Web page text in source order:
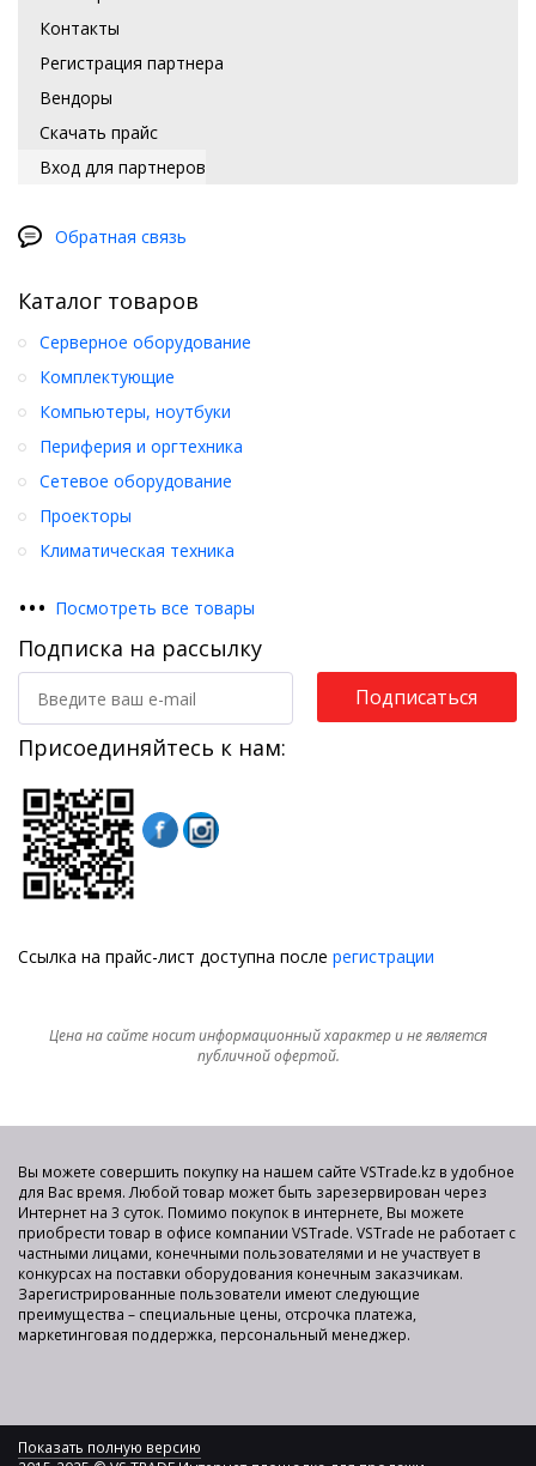
Контакты
Регистрация партнера
Вендоры
Скачать прайс
Вход для партнеров
Обратная связь
Каталог товаров
Серверное оборудование
Комплектующие
Компьютеры, ноутбуки
Периферия и оргтехника
Сетевое оборудование
Проекторы
Климатическая техника
••• Посмотреть все товары
Подписка на рассылку
Подписаться
Присоединяйтесь к нам:
Ссылка на прайс-лист доступна после регистрации
Цена на сайте носит информационный характер и не является
публичной офертой.
Вы можете совершить покупку на нашем сайте VSTrade.kz в удобное
для Вас время. Любой товар может быть зарезервирован через
Интернет на 3 суток. Помимо покупок в интернете, Вы можете
приобрести товар в офисе компании VSTrade. VSTrade не работает с
частными лицами, конечными пользователями и не участвует в
конкурсах на поставки оборудования конечным заказчикам.
Зарегистрированные пользователи имеют следующие
преимущества – специальные цены, отсрочка платежа,
маркетинговая поддержка, персональный менеджер.
Показать полную версию